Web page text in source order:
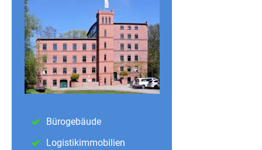
Bürogebäude
Logistikimmobilien